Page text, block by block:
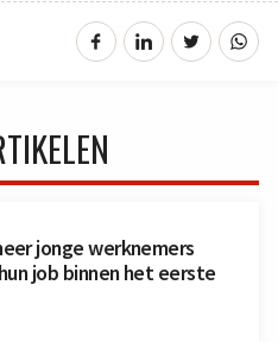
jonge werknemers
job binnen het eerste